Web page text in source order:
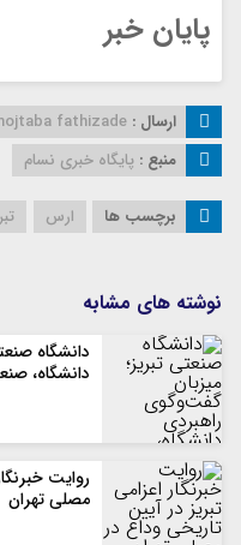
پایان خبر
ارسال : fathizade
منبع : پایگاه خبری نسام
برچسب ها ارس
نوشته های مشابه
دانشگاه
دانشگاه،
روایت
مصلی تهران